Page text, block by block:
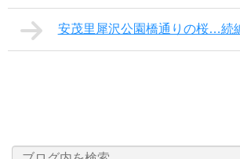
安茂里犀沢公園橋通りの桜…続